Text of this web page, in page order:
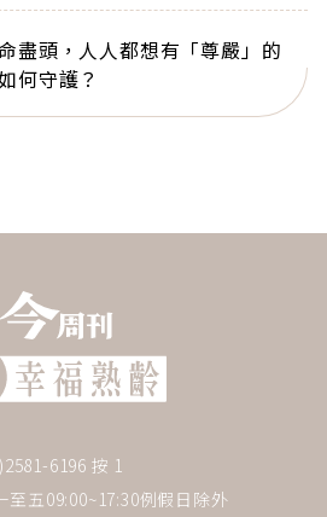
盡頭，人人都想有「尊嚴」的
何守護？
6196 按 1
至五09:00~17:30例假日除外